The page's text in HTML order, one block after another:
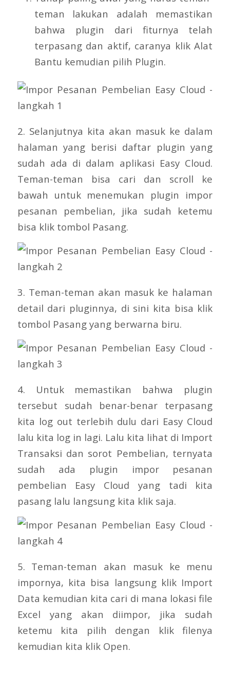
teman lakukan adalah memastikan
bahwa plugin dari fiturnya telah
terpasang dan aktif, caranya klik Alat
Bantu kemudian pilih Plugin.
2. Selanjutnya kita akan masuk ke dalam
halaman yang berisi daftar plugin yang
sudah ada di dalam aplikasi Easy Cloud.
Teman-teman bisa cari dan scroll ke
bawah untuk menemukan plugin impor
pesanan pembelian, jika sudah ketemu
bisa klik tombol Pasang.
3. Teman-teman akan masuk ke halaman
detail dari pluginnya, di sini kita bisa klik
tombol Pasang yang berwarna biru.
4. Untuk memastikan bahwa plugin
tersebut sudah benar-benar terpasang
kita log out terlebih dulu dari Easy Cloud
lalu kita log in lagi. Lalu kita lihat di Import
Transaksi dan sorot Pembelian, ternyata
sudah ada plugin impor pesanan
pembelian Easy Cloud yang tadi kita
pasang lalu langsung kita klik saja.
5. Teman-teman akan masuk ke menu
impornya, kita bisa langsung klik Import
Data kemudian kita cari di mana lokasi file
Excel yang akan diimpor, jika sudah
ketemu kita pilih dengan klik filenya
kemudian kita klik Open.